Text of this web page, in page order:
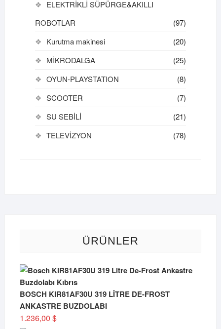
ELEKTRİKLİ SÜPÜRGE&AKILLI
ROBOTLAR
(97)
Kurutma makinesi
(20)
MİKRODALGA
(25)
OYUN-PLAYSTATION
(8)
SCOOTER
(7)
SU SEBİLİ
(21)
TELEVİZYON
(78)
ÜRÜNLER
BOSCH KIR81AF30U 319 LİTRE DE-FROST
ANKASTRE BUZDOLABI
1.236,00 $